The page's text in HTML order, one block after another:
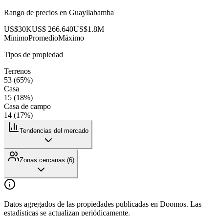
Rango de precios en Guayllabamba
US$30KUS$ 266.640US$1.8M
MínimoPromedioMáximo
Tipos de propiedad
Terrenos
53 (65%)
Casa
15 (18%)
Casa de campo
14 (17%)
Tendencias del mercado
Zonas cercanas (6)
Datos agregados de las propiedades publicadas en Doomos. Las
estadísticas se actualizan periódicamente.